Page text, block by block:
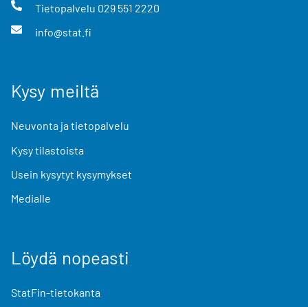
Tietopalvelu 029 551 2220
info@stat.fi
Kysy meiltä
Neuvonta ja tietopalvelu
Kysy tilastoista
Usein kysytyt kysymykset
Medialle
Löydä nopeasti
StatFin-tietokanta